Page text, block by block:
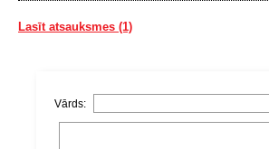
Lasīt atsauksmes (1)
Vārds: